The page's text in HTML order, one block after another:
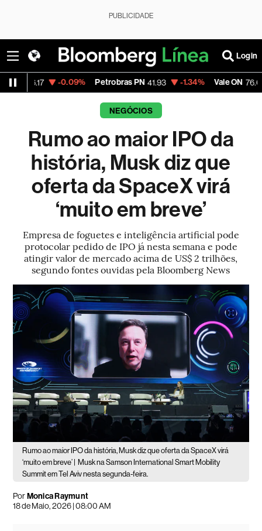
PUBLICIDADE
Login
-0.09% Petrobras PN 41.93 -1.34% Vale ON 76.66
NEGÓCIOS
Rumo ao maior IPO da
história, Musk diz que
oferta da SpaceX virá
‘muito em breve’
Empresa de foguetes e inteligência artificial pode
protocolar pedido de IPO já nesta semana e pode
atingir valor de mercado acima de US$ 2 trilhões,
segundo fontes ouvidas pela Bloomberg News
Rumo ao maior IPO da história, Musk diz que oferta da SpaceX virá
‘muito em breve’ |
Musk na Samson International Smart Mobility
Summit em Tel Aviv nesta segunda-feira.
PorMonica Raymunt
18 de Maio, 2026 | 08:00 AM